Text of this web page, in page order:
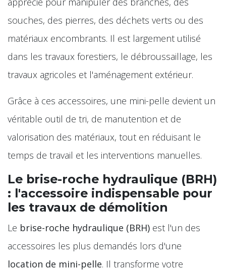
souches, des pierres, des déchets verts ou des
matériaux encombrants. Il est largement utilisé
dans les travaux forestiers, le débroussaillage, les
travaux agricoles et l'aménagement extérieur.
Grâce à ces accessoires, une mini-pelle devient un
véritable outil de tri, de manutention et de
valorisation des matériaux, tout en réduisant le
temps de travail et les interventions manuelles.
Le brise-roche hydraulique (BRH)
: l'accessoire indispensable pour
les travaux de démolition
Le brise-roche hydraulique (BRH) est l'un des
accessoires les plus demandés lors d'une
location de mini-pelle. Il transforme votre